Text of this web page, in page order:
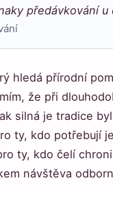
předávkování u
hledá přírodní
že při
silná je tradice
ty, kdo potřebují
ty, kdo čelí
návštěva